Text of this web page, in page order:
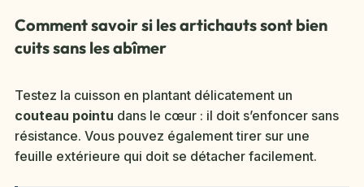
Comment savoir si les artichauts sont bien
cuits sans les abîmer
Testez la cuisson en plantant délicatement un
couteau pointu dans le cœur : il doit s’enfoncer sans
résistance. Vous pouvez également tirer sur une
feuille extérieure qui doit se détacher facilement.